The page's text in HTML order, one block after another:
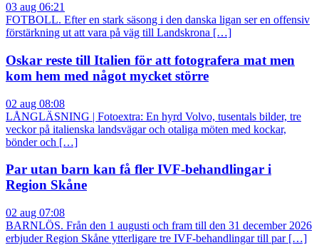
03 aug 06:21
FOTBOLL. Efter en stark säsong i den danska ligan ser en offensiv
förstärkning ut att vara på väg till Landskrona […]
Oskar reste till Italien för att fotografera mat men
kom hem med något mycket större
02 aug 08:08
LÅNGLÄSNING | Fotoextra: En hyrd Volvo, tusentals bilder, tre
veckor på italienska landsvägar och otaliga möten med kockar,
bönder och […]
Par utan barn kan få fler IVF-behandlingar i
Region Skåne
02 aug 07:08
BARNLÖS. Från den 1 augusti och fram till den 31 december 2026
erbjuder Region Skåne ytterligare tre IVF-behandlingar till par […]